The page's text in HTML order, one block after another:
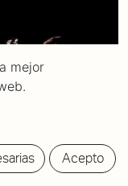
mejor
Acepto